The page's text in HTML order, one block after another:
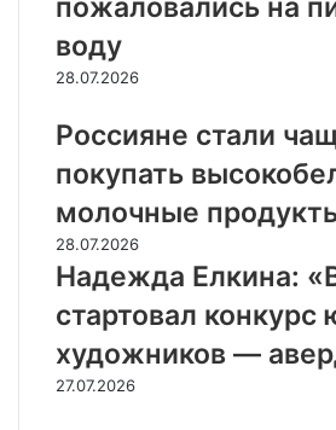
пожаловались на
воду
28.07.2026
Россияне стали
покупать
молочные
28.07.2026
Надежда Елкина:
стартовал конкурс
художников —
27.07.2026